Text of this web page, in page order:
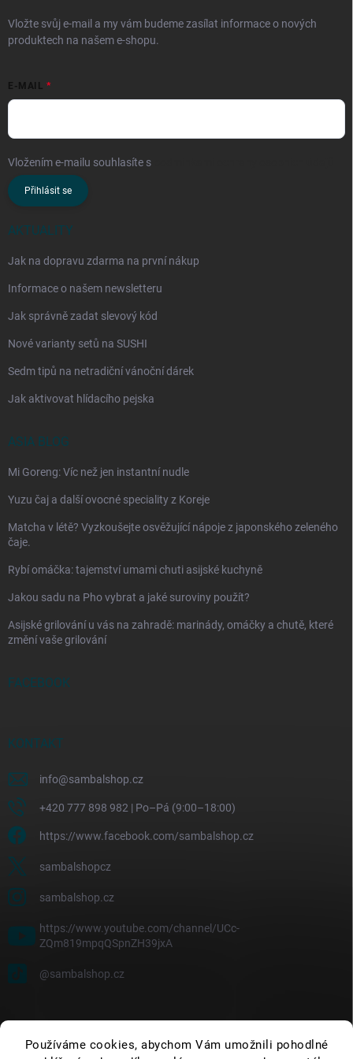
Používáme cookies, abychom Vám umožnili pohodlné
Vložte svůj e-mail a my vám budeme zasílat informace o nových
produktech na našem e-shopu.
E-MAIL
Vložením e-mailu souhlasíte s
Přihlásit se
AKTUALITY
Jak na dopravu zdarma na první nákup
Informace o našem newsletteru
Jak správně zadat slevový kód
Nové varianty setů na SUSHI
Sedm tipů na netradiční vánoční dárek
Jak aktivovat hlídacího pejska
ASIA BLOG
Mi Goreng: Víc než jen instantní nudle
Yuzu čaj a další ovocné speciality z Koreje
Matcha v létě? Vyzkoušejte osvěžující nápoje z japonského zeleného
čaje.
Rybí omáčka: tajemství umami chuti asijské kuchyně
Jakou sadu na Pho vybrat a jaké suroviny použít?
Asijské grilování u vás na zahradě: marinády, omáčky a chutě, které
změní vaše grilování
FACEBOOK
KONTAKT
info@sambalshop.cz
+420 777 898 982 | Po–Pá (9:00–18:00)
https://www.facebook.com/sambalshop.cz
sambalshopcz
sambalshop.cz
https://www.youtube.com/channel/UCc-
ZQm819mpqQSpnZH39jxA
@sambalshop.cz